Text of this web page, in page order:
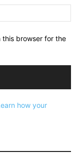
this browser for the
how your